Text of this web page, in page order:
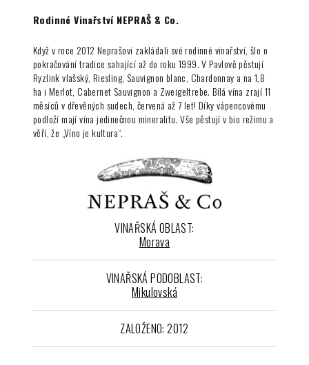
Rodinné Vinařství NEPRAŠ & Co.
Když v roce 2012 Neprašovi zakládali své rodinné vinařství, šlo o
pokračování tradice sahající až do roku 1999. V Pavlově pěstují
Ryzlink vlašský, Riesling, Sauvignon blanc, Chardonnay a na 1,8
ha i Merlot, Cabernet Sauvignon a Zweigeltrebe. Bílá vína zrají 11
měsíců v dřevěných sudech, červená až 7 let! Díky vápencovému
podloží mají vína jedinečnou mineralitu. Vše pěstují v bio režimu a
věří, že „Víno je kultura“.
VINAŘSKÁ OBLAST:
Morava
VINAŘSKÁ PODOBLAST:
Mikulovská
ZALOŽENO: 2012